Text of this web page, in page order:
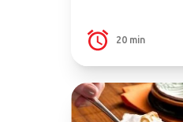
20 min